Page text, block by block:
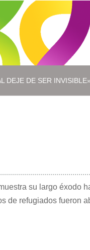
DEJE DE SER INVISIBLE»
su largo éxodo
de refugiados fueron